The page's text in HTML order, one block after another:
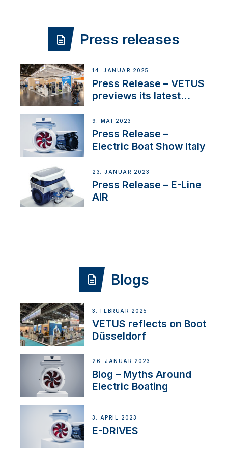
Press releases
14. JANUAR 2025
Press Release – VETUS
previews its latest
Solutions at Boot
Düsseldorf 2025
9. MAI 2023
Press Release –
Electric Boat Show Italy
23. JANUAR 2023
Press Release – E-Line
AIR
Blogs
3. FEBRUAR 2025
VETUS reflects on Boot
Düsseldorf
26. JANUAR 2023
Blog – Myths Around
Electric Boating
3. APRIL 2023
E-DRIVES